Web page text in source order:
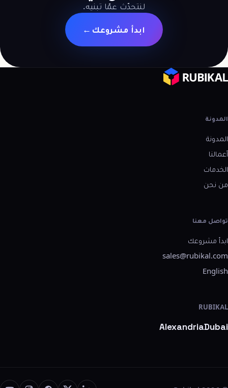
لنتحدّث عمّا تبنيه.
ابدأ مشروعك →
المدونة
المدونة
أعمالنا
الخدمات
من نحن
تواصل معنا
ابدأ مشروعك
sales@rubikal.com
English
RUBIKAL
Dubai
Alexandria